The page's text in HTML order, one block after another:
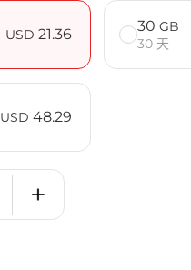
USD 21.36 30 GB
30 天
USD 48.29